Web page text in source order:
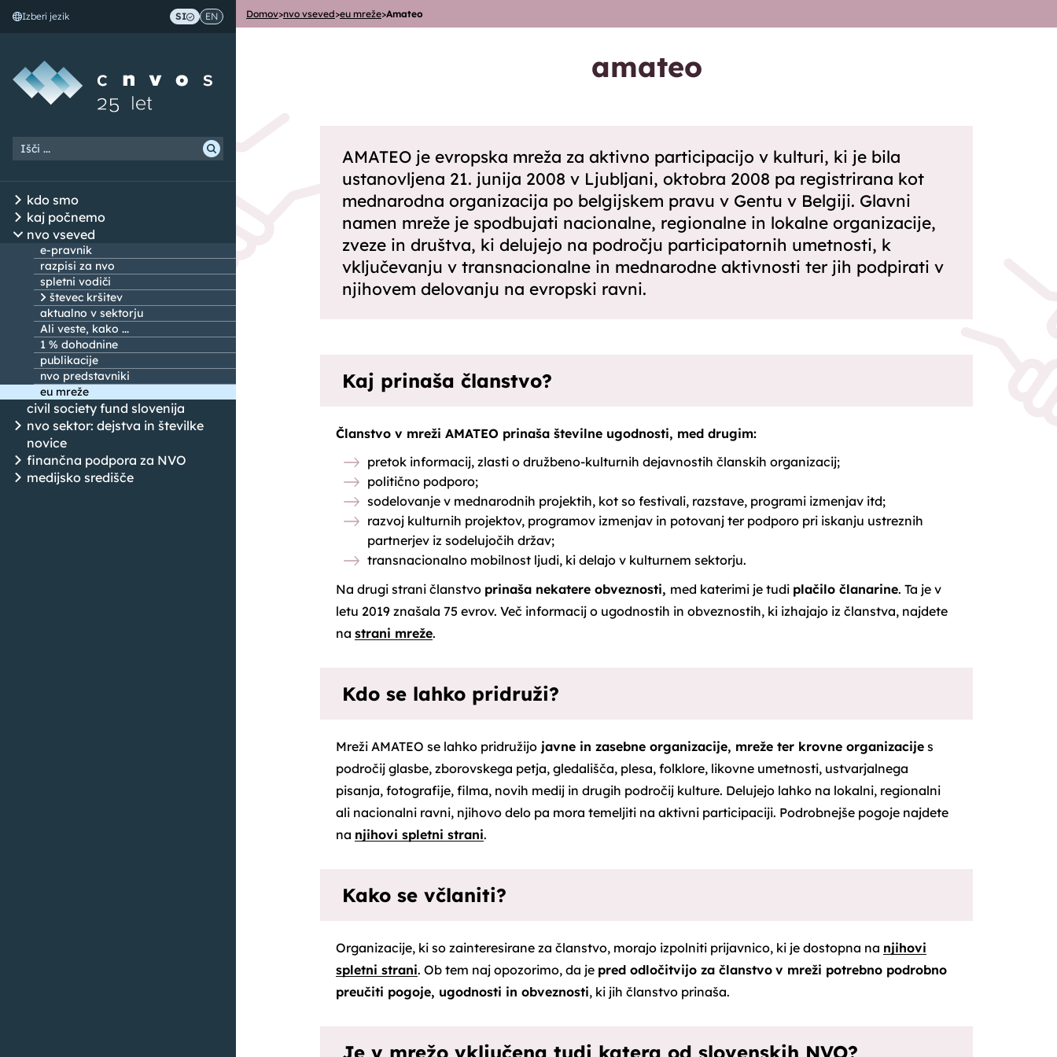
Skoči na vsebino
Izberi jezik SI EN
kdo smo
kaj počnemo
nvo vseved
e-pravnik
razpisi za nvo
spletni vodiči
števec kršitev
aktualno v sektorju
Ali veste, kako ...
1 % dohodnine
publikacije
nvo predstavniki
eu mreže
civil society fund slovenija
nvo sektor: dejstva in številke
novice
finančna podpora za NVO
medijsko središče
Domov>nvo vseved>eu mreže>Amateo
amateo
AMATEO je evropska mreža za aktivno participacijo v kulturi, ki je bila
ustanovljena 21. junija 2008 v Ljubljani, oktobra 2008 pa registrirana kot
mednarodna organizacija po belgijskem pravu v Gentu v Belgiji. Glavni
namen mreže je spodbujati nacionalne, regionalne in lokalne organizacije,
zveze in društva, ki delujejo na področju participatornih umetnosti, k
vključevanju v transnacionalne in mednarodne aktivnosti ter jih podpirati v
njihovem delovanju na evropski ravni.
Kaj prinaša članstvo?
Članstvo v mreži AMATEO prinaša številne ugodnosti, med drugim:
pretok informacij, zlasti o družbeno-kulturnih dejavnostih članskih organizacij;
politično podporo;
sodelovanje v mednarodnih projektih, kot so festivali, razstave, programi izmenjav itd;
razvoj kulturnih projektov, programov izmenjav in potovanj ter podporo pri iskanju ustreznih
partnerjev iz sodelujočih držav;
transnacionalno mobilnost ljudi, ki delajo v kulturnem sektorju.
Na drugi strani članstvo prinaša nekatere obveznosti, med katerimi je tudi plačilo članarine. Ta je v
letu 2019 znašala 75 evrov. Več informacij o ugodnostih in obveznostih, ki izhajajo iz članstva, najdete
na strani mreže.
Kdo se lahko pridruži?
Mreži AMATEO se lahko pridružijo javne in zasebne organizacije, mreže ter krovne organizacije s
področij glasbe, zborovskega petja, gledališča, plesa, folklore, likovne umetnosti, ustvarjalnega
pisanja, fotografije, filma, novih medij in drugih področij kulture. Delujejo lahko na lokalni, regionalni
ali nacionalni ravni, njihovo delo pa mora temeljiti na aktivni participaciji. Podrobnejše pogoje najdete
na njihovi spletni strani.
Kako se včlaniti?
Organizacije, ki so zainteresirane za članstvo, morajo izpolniti prijavnico, ki je dostopna na njihovi
spletni strani. Ob tem naj opozorimo, da je pred odločitvijo za članstvo v mreži potrebno podrobno
preučiti pogoje, ugodnosti in obveznosti, ki jih članstvo prinaša.
Je v mrežo vključena tudi katera od slovenskih NVO?